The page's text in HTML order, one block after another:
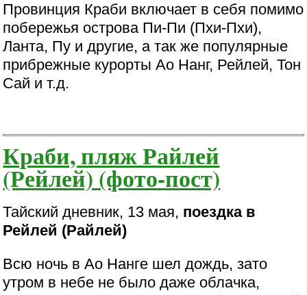
Провинция Краби включает в себя помимо
побережья острова Пи-Пи (Пхи-Пхи),
Ланта, Пу и другие, а так же популярные
прибрежные курорты Ао Нанг, Рейлей, Тон
Сай и т.д.
Краби, пляж Райлей
(Рейлей) (фото-пост)
Тайский дневник, 13 мая, поездка в
Рейлей (Райлей)
Всю ночь в Ао Нанге шел дождь, зато
утром в небе не было даже облачка,